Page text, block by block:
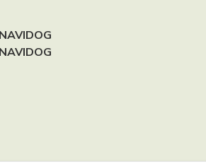
NAVIDOG
NAVIDOG